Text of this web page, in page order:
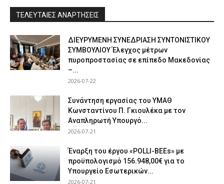
ΤΕΛΕΥΤΑΙΕΣ ΑΝΑΡΤΗΣΕΙΣ
ΔΙΕΥΡΥΜΕΝΗ ΣΥΝΕΔΡΙΑΣΗ ΣΥΝΤΟΝΙΣΤΙΚΟΥ
ΣΥΜΒΟΥΛΙΟΥ Έλεγχος μέτρων
πυροπροστασίας σε επίπεδο Μακεδονίας
–...
2026-07-22
Συνάντηση εργασίας του ΥΜΑΘ
Κωνσταντίνου Π. Γκιουλέκα με τον
Αναπληρωτή Υπουργό...
2026-07-21
Έναρξη του έργου «POLLI-BEEs» με
προϋπολογισμό 156.948,00€ για το
Υπουργείο Εσωτερικών...
2026-07-21